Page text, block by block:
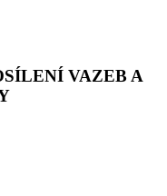
VAZEB A